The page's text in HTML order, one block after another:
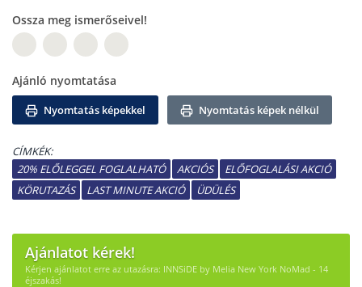
Ossza meg ismerőseivel!
Ajánló nyomtatása
Nyomtatás képekkel Nyomtatás képek nélkül
CÍMKÉK:
20% ELŐLEGGEL FOGLALHATÓ
AKCIÓS
ELŐFOGLALÁSI AKCIÓ
KÖRUTAZÁS
LAST MINUTE AKCIÓ ÜDÜLÉS
Ajánlatot kérek!
Kérjen ajánlatot erre az utazásra: INNSiDE by Melia New York NoMad - 14
éjszakás!